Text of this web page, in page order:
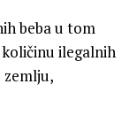
beba u tom
ilegalnih